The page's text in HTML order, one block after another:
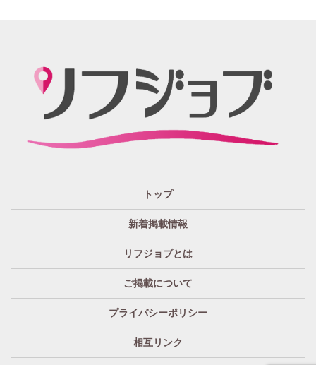
紙面媒体スポーツ紙のあの広告求人情報から意味深長な
広告!?まで興味のある方もただ眺めてるだけ、という通り
すがりの方へも！もっとkhaosな情報たちを掲載する場所
が欲しい！というお客様の要望を実現、もっと広く発信
に、リフジョブは地域情報発信サービスを2016年10月よ
り開始いたしました。
「リフジョブ」は無料広告？
いいえ、リフジョブは収益広告として運営されておりま
「リフジョブ」へはどのぐらいのアクセスがある
求人情報はもちろん、地域密着型広告や特殊な広告まで
様々なジャンルからの広告を掲載しています。外部から
トップ
新着掲載情報
リフジョブとは
ご掲載について
プライバシーポリシー
相互リンク